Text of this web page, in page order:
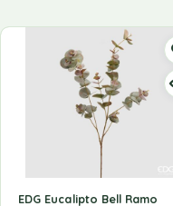
EDG Eucalipto Bell Ramo